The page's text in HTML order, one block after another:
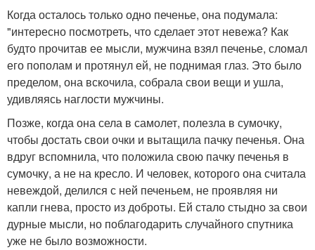
Когда осталось только одно печенье, она подумала:
"интересно посмотреть, что сделает этот невежа? Как
будто прочитав ее мысли, мужчина взял печенье, сломал
его пополам и протянул ей, не поднимая глаз. Это было
пределом, она вскочила, собрала свои вещи и ушла,
удивляясь наглости мужчины.
Позже, когда она села в самолет, полезла в сумочку,
чтобы достать свои очки и вытащила пачку печенья. Она
вдруг вспомнила, что положила свою пачку печенья в
сумочку, а не на кресло. И человек, которого она считала
невеждой, делился с ней печеньем, не проявляя ни
капли гнева, просто из доброты. Ей стало стыдно за свои
дурные мысли, но поблагодарить случайного спутника
уже не было возможности.